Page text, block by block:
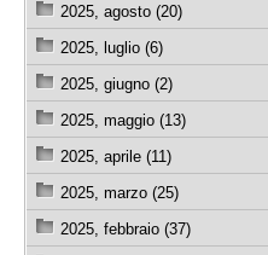
2025, agosto (20)
2025, luglio (6)
2025, giugno (2)
2025, maggio (13)
2025, aprile (11)
2025, marzo (25)
2025, febbraio (37)